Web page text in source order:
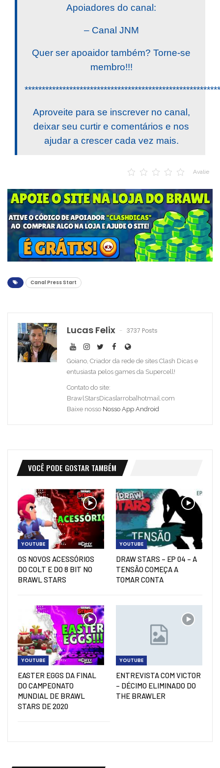
Apoiadores do canal:
– Canal JNM
Quer ser apoaidor também? Torne-se
membro!!!
Aproveite para se inscrever no canal,
deixar seu curtir e comentários e nos
ajudar a crescer cada vez mais.
Avalie
Canal Press Start
Lucas Felix 3737 Posts
Goiano, Criador da rede de sites Clash Dicas e
entusiasta pelos games da Supercell!
Contato do site:
BrawlStarsDicas[arroba]hotmail.com
Baixe nosso Nosso App Android
VOCÊ PODE GOSTAR TAMBÉM
YOUTUBE
OS NOVOS ACESSÓRIOS
DO COLT E DO 8 BIT NO
BRAWL STARS
YOUTUBE
DRAW STARS – EP 04 – A
TENSÃO COMEÇA A
TOMAR CONTA
YOUTUBE
EASTER EGGS DA FINAL
DO CAMPEONATO
MUNDIAL DE BRAWL
STARS DE 2020
YOUTUBE
ENTREVISTA COM VICTOR
– DÉCIMO ELIMINADO DO
THE BRAWLER